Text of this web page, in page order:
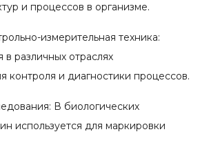
и процессов в организме.
измерительная техника:
различных отраслях
контроля и диагностики процессов.
В биологических
используется для маркировки